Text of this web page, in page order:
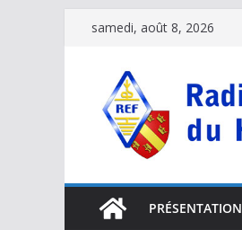
Passersamedi, août 8, 2026
PRÉSENTATION